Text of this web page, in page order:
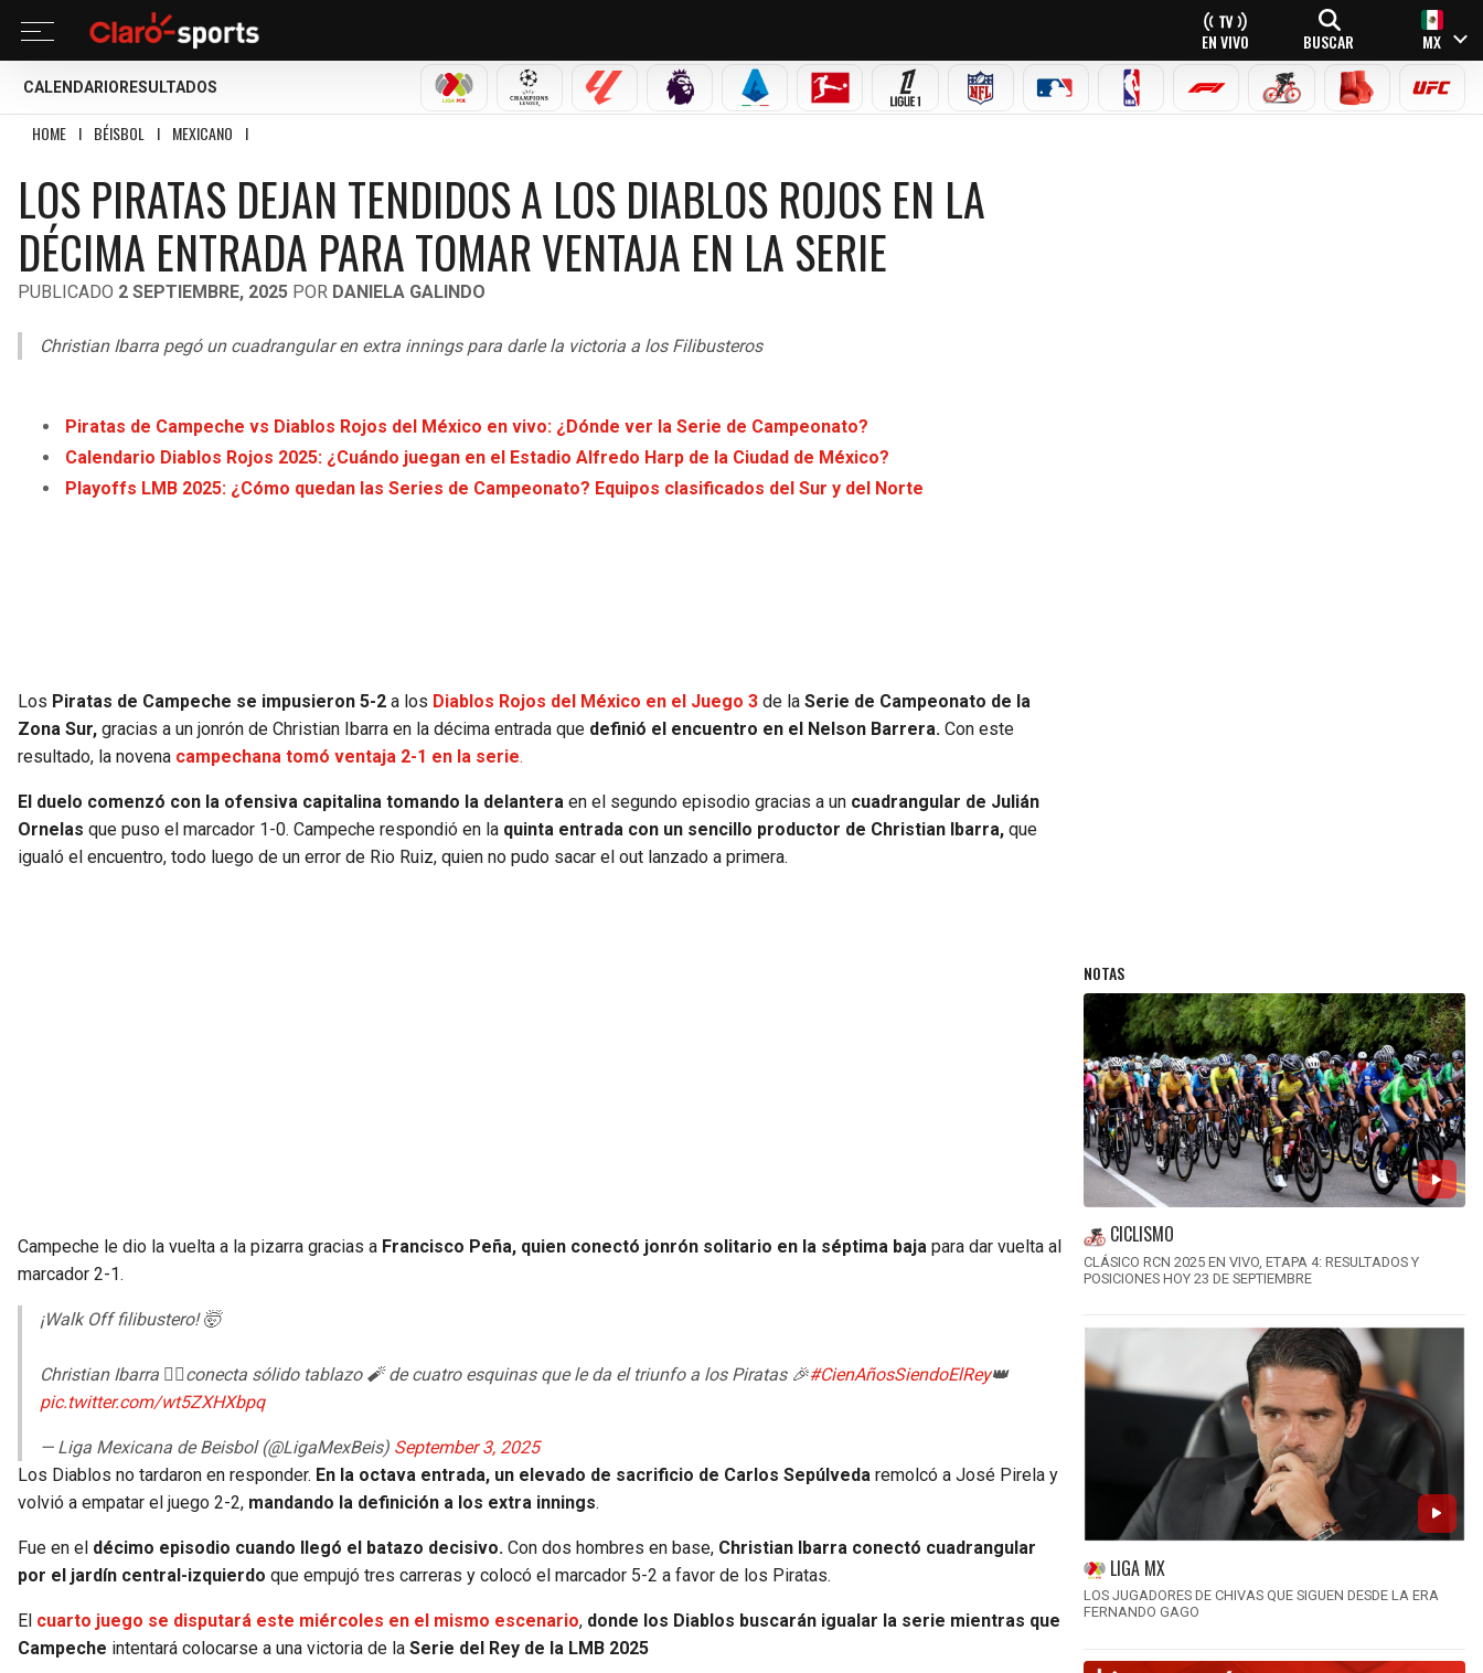
EN VIVO BUSCAR MX
CALENDARIO RESULTADOS
LIGA MX CHAMPIONS LEAGUE
LALIGA PREMIER LEAGUE
SERIE A BUNDESLIGALIGUE 1 NFL MLB NBA FÓRMULA 1CICLISMOBOXEO UFC
HOME I BÉISBOL I MEXICANO I
LOS PIRATAS DEJAN TENDIDOS A LOS DIABLOS ROJOS EN LA
DÉCIMA ENTRADA PARA TOMAR VENTAJA EN LA SERIE
PUBLICADO 2 SEPTIEMBRE, 2025 POR DANIELA GALINDO
Christian Ibarra pegó un cuadrangular en extra innings para darle la victoria a los Filibusteros
Piratas de Campeche vs Diablos Rojos del México en vivo: ¿Dónde ver la Serie de Campeonato?
Calendario Diablos Rojos 2025: ¿Cuándo juegan en el Estadio Alfredo Harp de la Ciudad de México?
Playoffs LMB 2025: ¿Cómo quedan las Series de Campeonato? Equipos clasificados del Sur y del Norte
Los Piratas de Campeche se impusieron 5-2 a los Diablos Rojos del México en el Juego 3 de la Serie de Campeonato de la
Zona Sur, gracias a un jonrón de Christian Ibarra en la décima entrada que definió el encuentro en el Nelson Barrera. Con este
resultado, la novena campechana tomó ventaja 2-1 en la serie.
El duelo comenzó con la ofensiva capitalina tomando la delantera en el segundo episodio gracias a un cuadrangular de Julián
Ornelas que puso el marcador 1-0. Campeche respondió en la quinta entrada con un sencillo productor de Christian Ibarra, que
igualó el encuentro, todo luego de un error de Rio Ruiz, quien no pudo sacar el out lanzado a primera.
Campeche le dio la vuelta a la pizarra gracias a Francisco Peña, quien conectó jonrón solitario en la séptima baja para dar vuelta al
marcador 2-1.
¡Walk Off filibustero! 🤯
Christian Ibarra 🏴‍☠️conecta sólido tablazo 🧨 de cuatro esquinas que le da el triunfo a los Piratas 🎉#CienAñosSiendoElRey👑
pic.twitter.com/wt5ZXHXbpq
— Liga Mexicana de Beisbol (@LigaMexBeis) September 3, 2025
Los Diablos no tardaron en responder. En la octava entrada, un elevado de sacrificio de Carlos Sepúlveda remolcó a José Pirela y
volvió a empatar el juego 2-2, mandando la definición a los extra innings.
Fue en el décimo episodio cuando llegó el batazo decisivo. Con dos hombres en base, Christian Ibarra conectó cuadrangular
por el jardín central-izquierdo que empujó tres carreras y colocó el marcador 5-2 a favor de los Piratas.
El cuarto juego se disputará este miércoles en el mismo escenario, donde los Diablos buscarán igualar la serie mientras que
Campeche intentará colocarse a una victoria de la Serie del Rey de la LMB 2025
NOTAS
CICLISMO
CLÁSICO RCN 2025 EN VIVO, ETAPA 4: RESULTADOS Y
POSICIONES HOY 23 DE SEPTIEMBRE
LIGA MX
LOS JUGADORES DE CHIVAS QUE SIGUEN DESDE LA ERA
FERNANDO GAGO